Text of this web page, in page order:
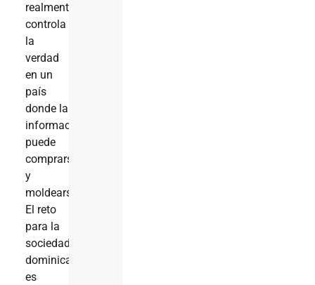
realmente
controla
la
verdad
en un
país
donde la
información
puede
comprarse
y
moldearse?
El reto
para la
sociedad
dominicana
es